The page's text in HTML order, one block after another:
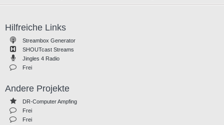
Hilfreiche Links
Streambox Generator
SHOUTcast Streams
Jingles 4 Radio
Frei
Andere Projekte
DR-Computer Ampfing
Frei
Frei